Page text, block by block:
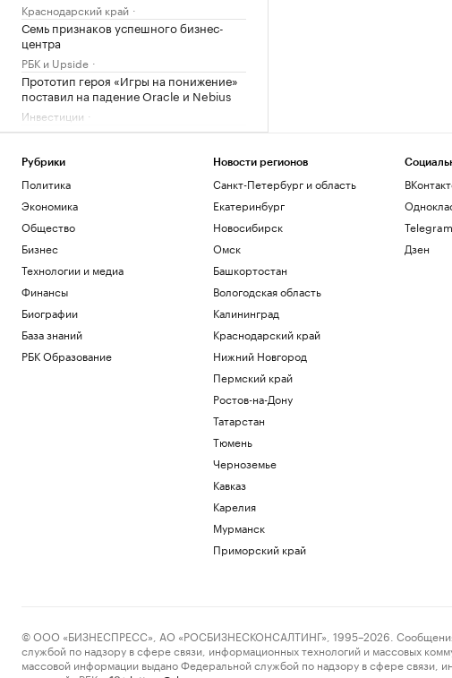
Краснодарский край
Семь признаков успешного бизнес-
центра
РБК и Upside
Прототип героя «Игры на понижение»
поставил на падение Oracle и Nebius
Инвестиции
ГКЧП: расшифровка, состав и события
База знаний
Минобороны сообщило об ударе по
двум сухогрузам в Черном море
Политика
На Украине сообщили о транспортном
коллапсе на границе с ЕС
Политика
Экс-глава департамента Африки
российского МИДа умер на 72-м году
жизни
Общество
Bloomberg узнал о росте импорта
Трамп заявил, что победитель гонки ИИ
Рубрики
Политика
Экономика
Общество
Бизнес
Технологии и медиа
Финансы
Биографии
База знаний
РБК Образование
Новости регионов
Санкт-Петербург и область
Екатеринбург
Новосибирск
Омск
Башкортостан
Вологодская область
Калининград
Краснодарский край
Нижний Новгород
Пермский край
Ростов-на-Дону
Татарстан
Тюмень
Черноземье
Кавказ
Карелия
Мурманск
Приморский край
Telegram
Дзен
© ООО «БИЗНЕСПРЕСС», АО «РОСБИЗНЕСКОНСАЛТИНГ», 1995–2026. Сообщения и
службой по надзору в сфере связи, информационных технологий и массовых
массовой информации выдано Федеральной службой по надзору в сфере